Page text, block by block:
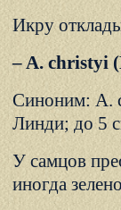
Икру
– A. christyi
Синоним: A.
Линди; до 5
У самцов
иногда